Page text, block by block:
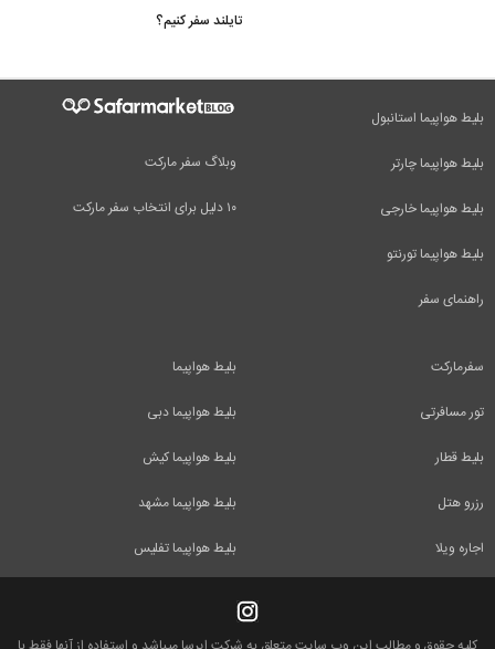
تایلند سفر کنیم؟
وبلاگ سفر مارکت
۱۰ دلیل برای انتخاب سفر مارکت
بلیط هواپیما استانبول
بلیط هواپیما چارتر
بلیط هواپیما خارجی
بلیط هواپیما تورنتو
راهنمای سفر
بلیط هواپیما
بلیط هواپیما دبی
بلیط هواپیما کیش
بلیط هواپیما مشهد
بلیط هواپیما تفلیس
سفرمارکت
تور مسافرتی
بلیط قطار
رزرو هتل
اجاره ویلا